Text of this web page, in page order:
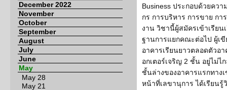
December 2022
November
October
September
August
July
June
May
May 28
May 21
Business ประกอบด้วยควา
กร การบริหาร การขาย ก
งาน วิชานี้ผู้สมัครเข้าเรียน
ฐานการแยกคณะต่อไป ผู้เ
อาคารเรียนยาวตลอดตัวอ
อกเตอร์เจริญ 2 ชั้น อยู่ไม่ไ
ชั้นล่างของอาคารแรกทาง
หน้าที่เลขานุการ ได้เรียน